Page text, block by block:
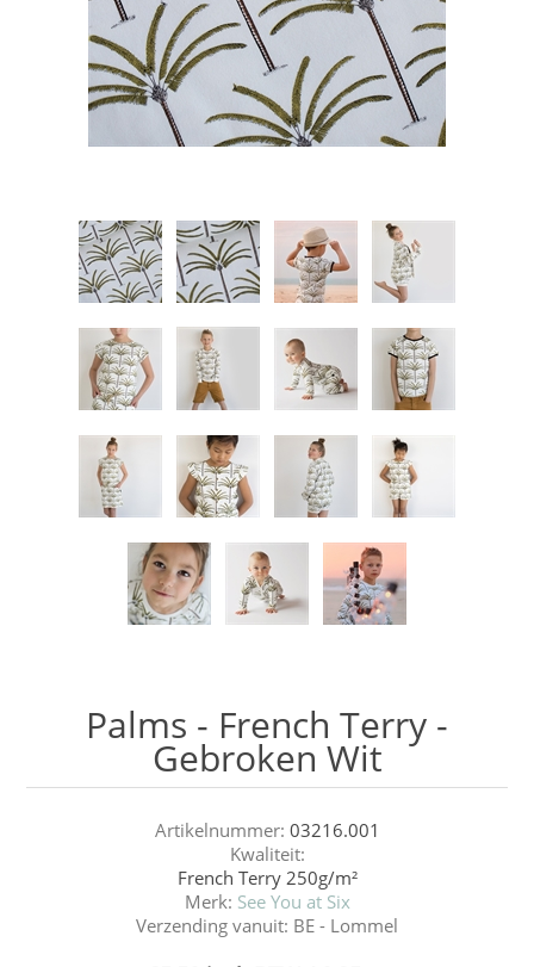
Palms - French Terry -
Gebroken Wit
Artikelnummer: 03216.001
Kwaliteit:
French Terry 250g/m²
Merk: See You at Six
Verzending vanuit: BE - Lommel